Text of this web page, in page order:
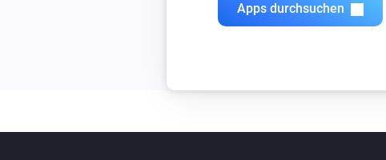
Apps durchsuchen